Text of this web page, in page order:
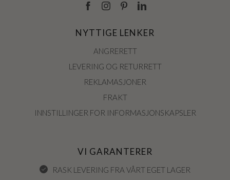
NYTTIGE LENKER
ANGRERETT
LEVERING OG RETURRETT
REKLAMASJONER
FRAKT
INNSTILLINGER FOR INFORMASJONSKAPSLER
VI GARANTERER
RASK LEVERING FRA VÅRT EGET LAGER